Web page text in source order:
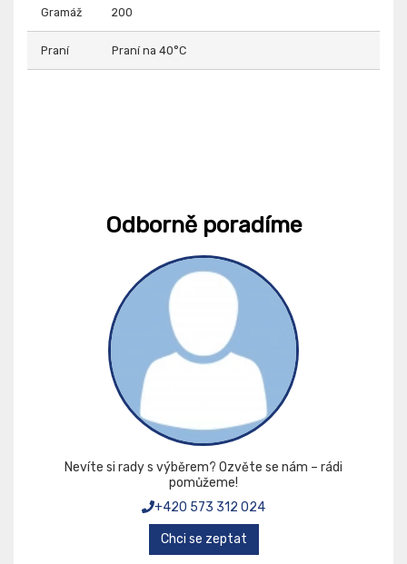
Gramáž 200
Praní Praní na 40°C
Odborně poradíme
Nevíte si rady s výběrem? Ozvěte se nám – rádi
pomůžeme!
+420 573 312 024
Chci se zeptat